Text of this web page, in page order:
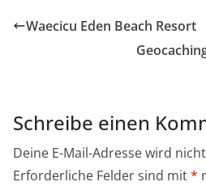
Waecicu Eden Beach Resort
Schreibe einen
Deine E-Mail-Adresse wird
Erforderliche Felder sind mit*